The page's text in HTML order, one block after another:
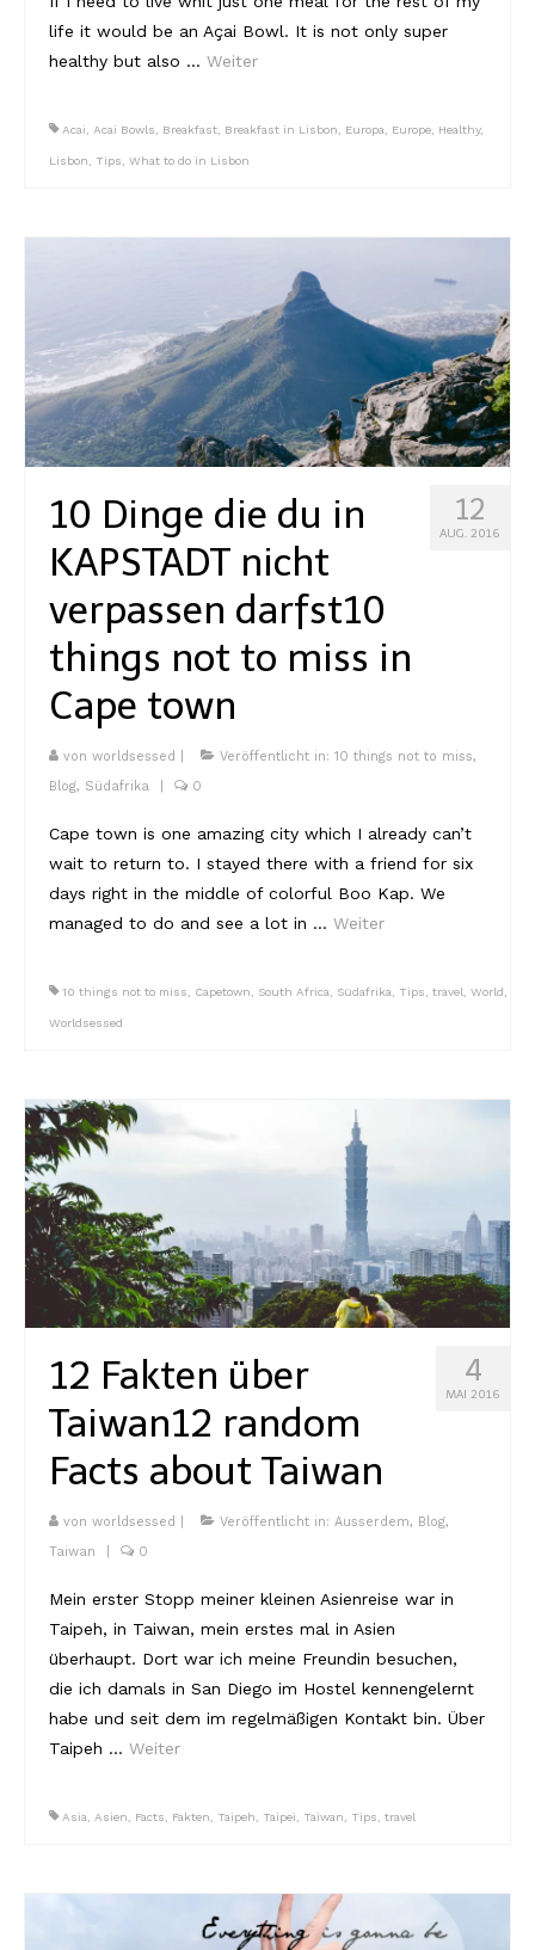
life it would be an Açai Bowl. It is not only super
healthy but also … Weiter
Acai Acai Bowls Breakfast Breakfast in Lisbon Europa Europe Healthy,
Lisbon Tips What to do in Lisbon
12
AUG. 2016
10 Dinge die du in
KAPSTADT nicht
verpassen darfst10
things not to miss in
Cape town
von worldsessed Veröffentlicht in: 10 things not to miss,
Blog, Südafrika 0
Cape town is one amazing city which I already can’t
wait to return to. I stayed there with a friend for six
days right in the middle of colorful Boo Kap. We
managed to do and see a lot in … Weiter
10 things not to miss Capetown South Africa Südafrika Tips travel World
Worldsessed
4
MAI 2016
12 Fakten über
Taiwan12 random
Facts about Taiwan
von worldsessed Veröffentlicht in: Ausserdem, Blog,
Taiwan
0
Mein erster Stopp meiner kleinen Asienreise war in
Taipeh, in Taiwan, mein erstes mal in Asien
überhaupt. Dort war ich meine Freundin besuchen,
die ich damals in San Diego im Hostel kennengelernt
habe und seit dem im regelmäßigen Kontakt bin. Über
Taipeh … Weiter
Asia, Asien, Facts, Fakten, Taipeh, Taipei, Taiwan, Tips, travel